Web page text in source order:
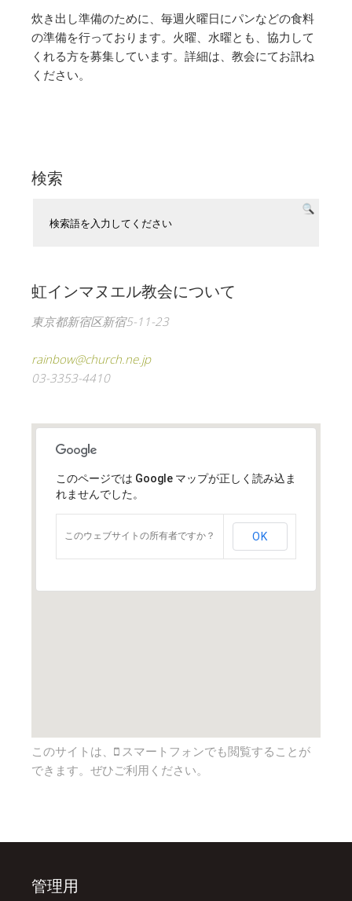
炊き出し準備のために、毎週火曜日にパンなどの食料
の準備を行っております。火曜、水曜とも、協力して
くれる方を募集しています。詳細は、教会にてお訊ね
ください。
検索
虹インマヌエル教会について
東京都新宿区新宿5-11-23
rainbow@church.ne.jp
03-3353-4410
このページでは Google マップが正しく読み込ま
れませんでした。
このウェブサイトの所有者ですか？ OK
このサイトは、
スマートフォンでも閲覧することが
できます。ぜひご利用ください。
管理用